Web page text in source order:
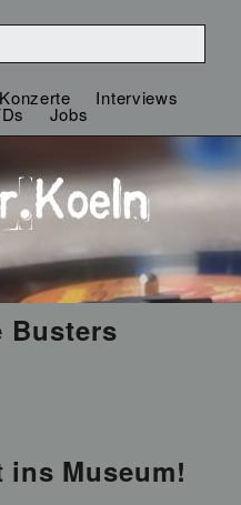
Konzerte Interviews
Jobs
Busters
Museum!